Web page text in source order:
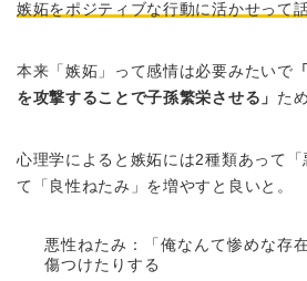
嫉妬をポジティブな行動に活かせって話
本来「嫉妬」って感情は必要みたいで
を攻撃することで子孫繁栄させる」 た
心理学によると嫉妬には2種類あって「
て「良性ねたみ」を増やすと良いと。
悪性ねたみ：「俺なんて惨めな存
傷つけたりする